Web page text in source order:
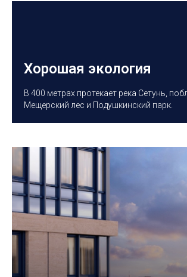
Хорошая экология
В 400 метрах протекает река Сетунь,
Мещерский лес и Подушкинский парк.